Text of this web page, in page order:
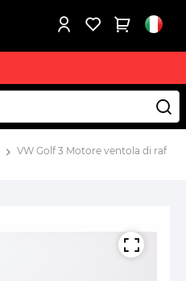
VW Golf 3 Motore ventola di